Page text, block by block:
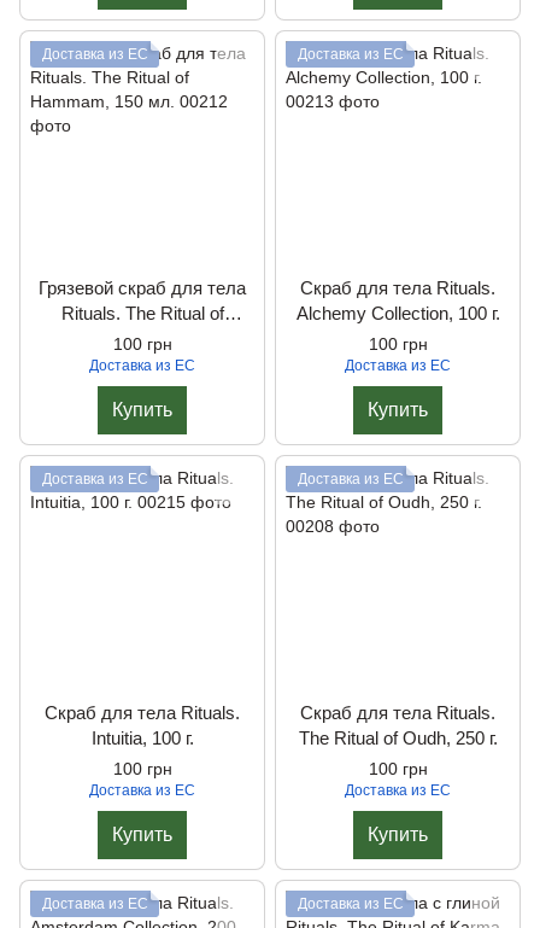
Доставка из ЕС
Грязевой скраб для тела
Rituals. The Ritual of
Hammam, 150 мл.
100 грн
Доставка из ЕС
Купить
Доставка из ЕС
Скраб для тела Rituals.
Alchemy Collection, 100 г.
100 грн
Доставка из ЕС
Купить
Доставка из ЕС
Скраб для тела Rituals.
Intuitia, 100 г.
100 грн
Доставка из ЕС
Купить
Доставка из ЕС
Скраб для тела Rituals.
The Ritual of Oudh, 250 г.
100 грн
Доставка из ЕС
Купить
Доставка из ЕС Доставка из ЕС